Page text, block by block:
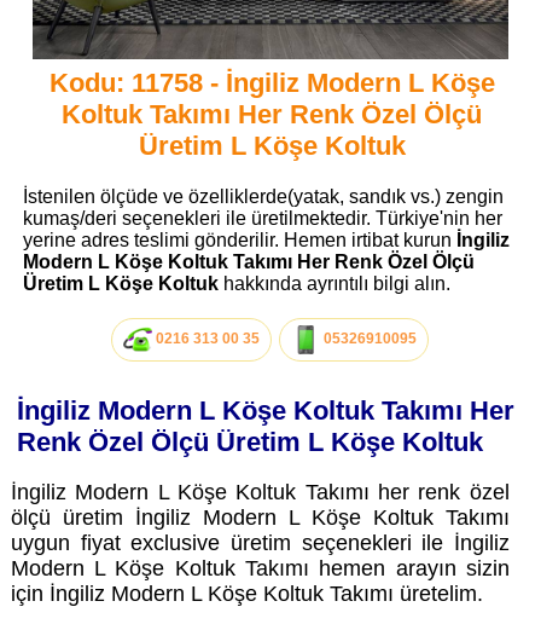
Kodu: 11758 - İngiliz Modern L Köşe
Koltuk Takımı Her Renk Özel Ölçü
Üretim L Köşe Koltuk
İstenilen ölçüde ve özelliklerde(yatak, sandık vs.) zengin
kumaş/deri seçenekleri ile üretilmektedir. Türkiye'nin her
yerine adres teslimi gönderilir. Hemen irtibat kurun İngiliz
Modern L Köşe Koltuk Takımı Her Renk Özel Ölçü
Üretim L Köşe Koltukhakkında ayrıntılı bilgi alın.
0216 313 00 35 05326910095
İngiliz Modern L Köşe Koltuk Takımı Her
Renk Özel Ölçü Üretim L Köşe Koltuk
İngiliz Modern L Köşe Koltuk Takımı her renk özel
ölçü üretim İngiliz Modern L Köşe Koltuk Takımı
uygun fiyat exclusive üretim seçenekleri ile İngiliz
Modern L Köşe Koltuk Takımı hemen arayın sizin
için İngiliz Modern L Köşe Koltuk Takımı üretelim.